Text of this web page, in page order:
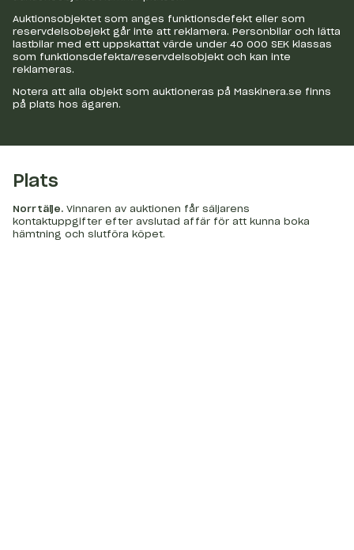
Auktionsobjektet som anges funktionsdefekt eller som
reservdelsobejekt går inte att reklamera. Personbilar och lätta
lastbilar med ett uppskattat värde under 40 000 SEK klassas
som funktionsdefekta/reservdelsobjekt och kan inte
reklameras.
Notera att alla objekt som auktioneras på Maskinera.se finns
på plats hos ägaren.
Plats
Norrtälje. Vinnaren av auktionen får säljarens
kontaktuppgifter efter avslutad affär för att kunna boka
hämtning och slutföra köpet.